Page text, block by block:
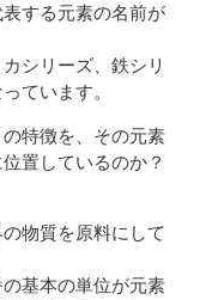
する元素の名前が
シリーズ、鉄シリ
ています。
特徴を、その元素
置しているのか？
物質を原料にして
基本の単位が元素